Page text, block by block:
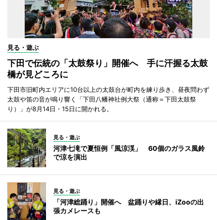
見る・遊ぶ
下田で伝統の「太鼓祭り」開催へ 手に汗握る太鼓
橋が見どころに
下田市旧町内エリアに10台以上の太鼓台が町内を練り歩き、昼夜問わず
太鼓や笛の音が鳴り響く「下田八幡神社例大祭（通称＝下田太鼓祭
り）」が8月14日・15日に開かれる。
見る・遊ぶ
河津七滝で夏恒例「風涼渓」 60個のガラス風鈴
で涼を演出
見る・遊ぶ
「河津総踊り」開催へ 盆踊りや縁日、iZooの出
張カメレースも